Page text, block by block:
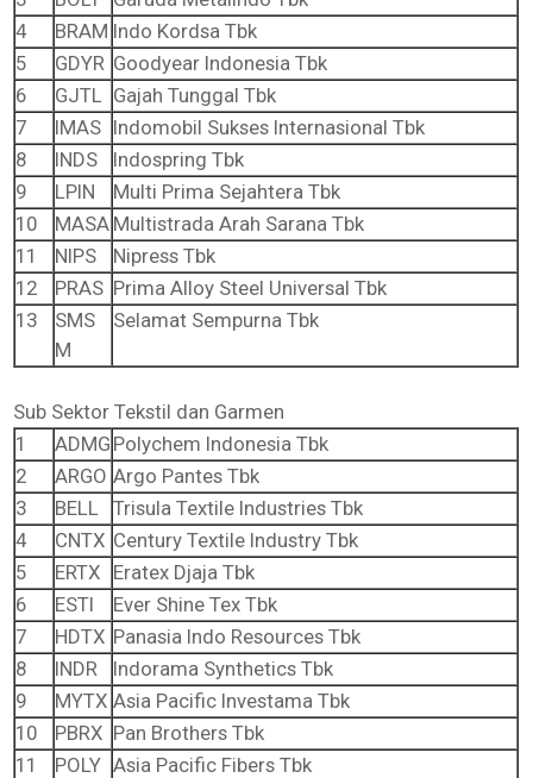
4
BRAM Indo Kordsa Tbk
5
GDYR Goodyear Indonesia Tbk
6
GJTL Gajah Tunggal Tbk
7
IMAS Indomobil Sukses Internasional Tbk
8
INDS
Indospring Tbk
9
LPIN
Multi Prima Sejahtera Tbk
10
MASA Multistrada Arah Sarana Tbk
11
NIPS
Nipress Tbk
12
PRAS Prima Alloy Steel Universal Tbk
13
SMS
M
Selamat Sempurna Tbk
Sub Sektor Tekstil dan Garmen
1
ADMG Polychem Indonesia Tbk
2
ARGO Argo Pantes Tbk
3
BELL
Trisula Textile Industries Tbk
4
CNTX Century Textile Industry Tbk
5
ERTX Eratex Djaja Tbk
6
ESTI
Ever Shine Tex Tbk
7
HDTX Panasia Indo Resources Tbk
8
INDR
Indorama Synthetics Tbk
9
MYTX Asia Pacific Investama Tbk
10
PBRX Pan Brothers Tbk
11
POLY Asia Pacific Fibers Tbk